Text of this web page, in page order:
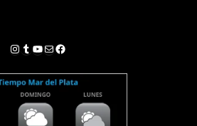
Instagram
Tumblr
YouTube
Correo electrónico
Facebook